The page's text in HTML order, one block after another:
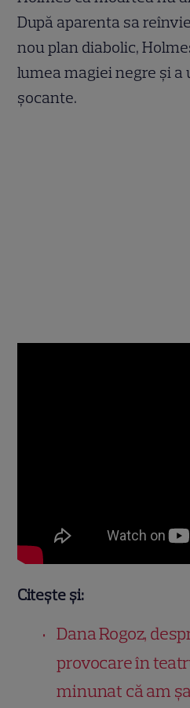
După aparenta sa
nou plan diabolic,
lumea magiei negre şi
şocante.
Citește și:
Dana Rogoz,
provocare în
minunat că am